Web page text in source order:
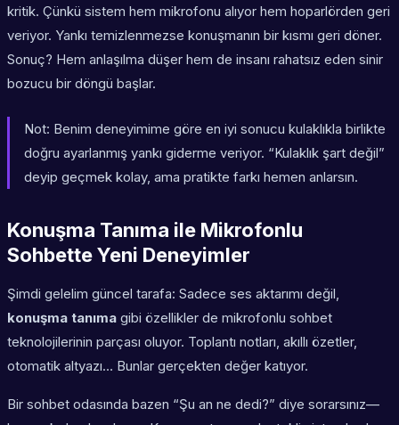
kritik. Çünkü sistem hem mikrofonu alıyor hem hoparlörden geri
veriyor. Yankı temizlenmezse konuşmanın bir kısmı geri döner.
Sonuç? Hem anlaşılma düşer hem de insanı rahatsız eden sinir
bozucu bir döngü başlar.
Not: Benim deneyimime göre en iyi sonucu kulaklıkla birlikte
doğru ayarlanmış yankı giderme veriyor. “Kulaklık şart değil”
deyip geçmek kolay, ama pratikte farkı hemen anlarsın.
Konuşma Tanıma ile Mikrofonlu
Sohbette Yeni Deneyimler
Şimdi gelelim güncel tarafa: Sadece ses aktarımı değil,
konuşma tanıma gibi özellikler de mikrofonlu sohbet
teknolojilerinin parçası oluyor. Toplantı notları, akıllı özetler,
otomatik altyazı… Bunlar gerçekten değer katıyor.
Bir sohbet odasında bazen “Şu an ne dedi?” diye sorarsınız—